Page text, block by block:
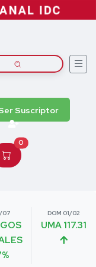
Suscriptor
0
07 DOM 01/02
UMA 117.31